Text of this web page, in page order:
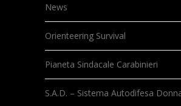
News
Orienteering Survival
Pianeta Sindacale Carabinieri
S.A.D. – Sistema Autodifesa